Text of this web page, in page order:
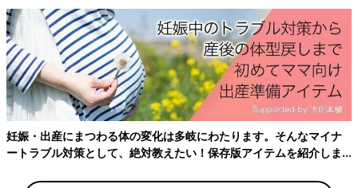
お悩みについてのアドバイスや、日々の子育て
を頑張っているママやパパに伝えたいさまざま
な情報を発信している連載です。第１３回目
は、7～8カ月ごろがピークといわれる「人見知
り・場所見知り」をテーマにお届けします。
前の話
「赤ちゃん返り」が
教えてくれること【3
児のママ小児科医】
一覧
次の話
「育てにくい」のは親
のせい？と自分を責め
てしまうママ・パパへ
【3児のママ小児科医】
妊娠・出産にまつわる体の変化は多岐にわたります。そんなマイナ
ートラブル対策として、絶対教えたい！保存版アイテムを紹介しま